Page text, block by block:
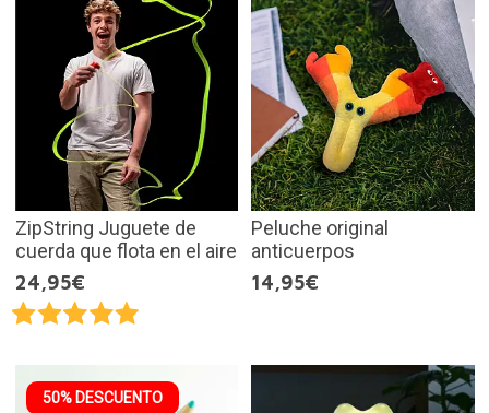
ZipString Juguete de
cuerda que flota en el aire
24,95€
Peluche original
anticuerpos
14,95€
50% DESCUENTO